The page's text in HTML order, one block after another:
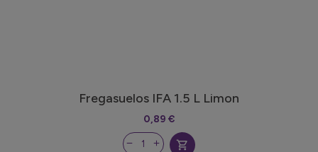
Fregasuelos IFA 1.5 L Limon
0,89 €
shopping_cart